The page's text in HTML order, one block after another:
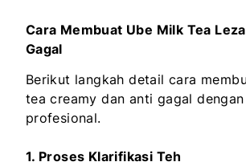
Cara Membuat Ube Milk Tea
Gagal
Berikut langkah detail cara
tea creamy dan anti gagal
profesional.
1. Proses Klarifikasi Teh